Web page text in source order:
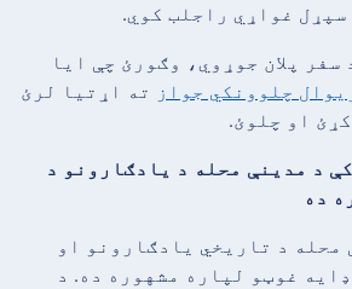
غواړي راجلب کوي.
سفر پلان جوړوي، وګورئ چې ایا
چلوونکي جواز
ته اړتیا لرئ
او چلوئ.
کې د مدینې محله د یادګارونو د
ده
محله د تاریخي یادګارونو او
غوټو لپاره مشهوره ده. د